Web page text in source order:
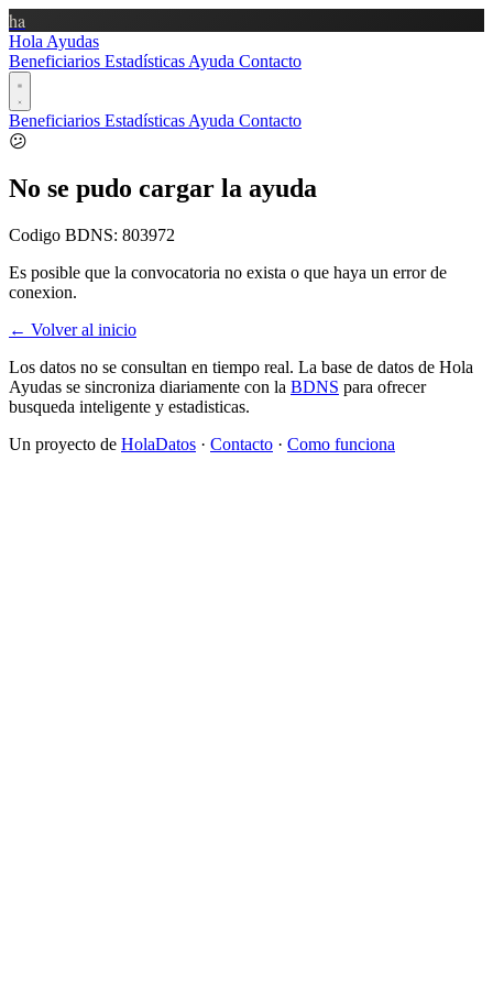
ha
Hola Ayudas
Beneficiarios Estadísticas Ayuda Contacto
Beneficiarios Estadísticas Ayuda Contacto
😕
No se pudo cargar la ayuda
Codigo BDNS: 803972
Es posible que la convocatoria no exista o que haya un error de
conexion.
← Volver al inicio
Los datos no se consultan en tiempo real. La base de datos de Hola
Ayudas se sincroniza diariamente con la BDNS para ofrecer
busqueda inteligente y estadisticas.
Un proyecto de HolaDatos · Contacto · Como funciona